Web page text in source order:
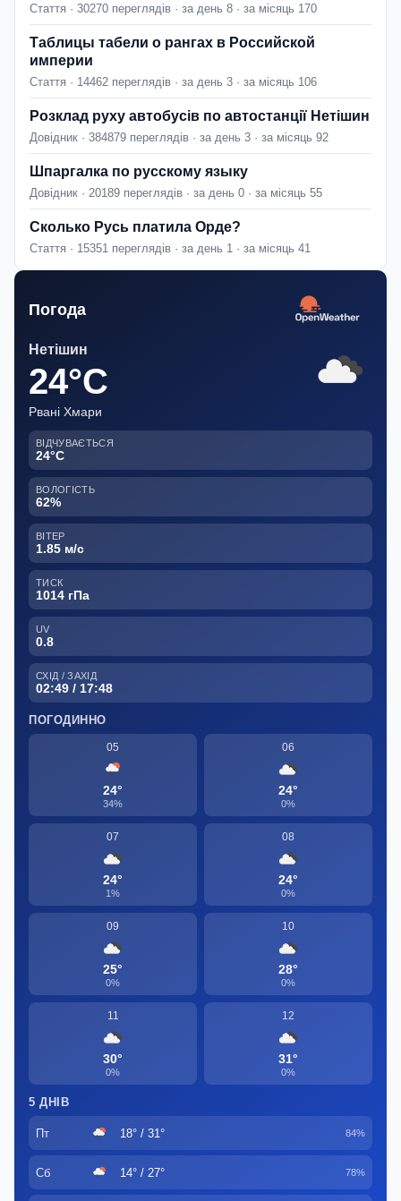
Стаття · 30270 переглядів · за день 8 · за місяць 170
Таблицы табели о рангах в Российской
империи
Стаття · 14462 переглядів · за день 3 · за місяць 106
Розклад руху автобусів по автостанції Нетішин
Довідник · 384879 переглядів · за день 3 · за місяць 92
Шпаргалка по русскому языку
Довідник · 20189 переглядів · за день 0 · за місяць 55
Сколько Русь платила Орде?
Стаття · 15351 переглядів · за день 1 · за місяць 41
Погода
Нетішин
24°C
Рвані Хмари
ВІДЧУВАЄТЬСЯ
24°C
ВОЛОГІСТЬ
62%
ВІТЕР
1.85 м/с
ТИСК
1014 гПа
UV
0.8
СХІД / ЗАХІД
02:49 / 17:48
ПОГОДИННО
05
24°
34%
06
24°
0%
07
24°
1%
08
24°
0%
09
25°
0%
10
28°
0%
11
30°
0%
12
31°
0%
5 ДНІВ
Пт 18° / 31° 84%
Сб 14° / 27° 78%